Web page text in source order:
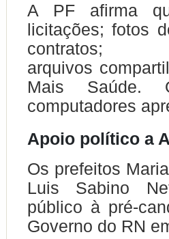
A PF afirma
licitações; fotos
contratos;
arquivos
Mais Saúde.
computadores
Apoio político a
Os prefeitos
Luis Sabino
público à pré-
Governo do RN